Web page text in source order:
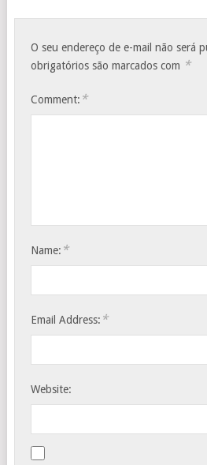
O seu endereço de e-mail não será
obrigatórios são marcados com *
Comment: *
Name: *
Email Address: *
Website: